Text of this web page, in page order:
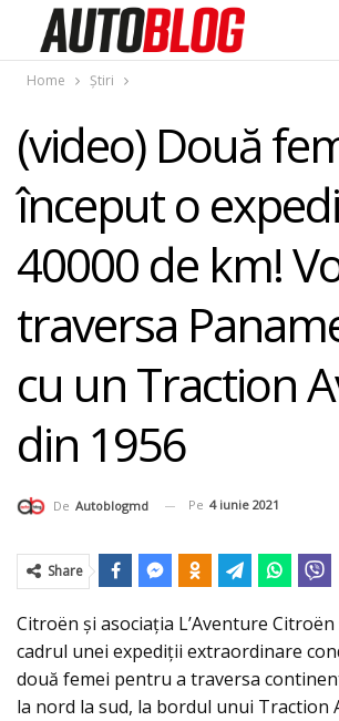
Home Știri
(video) Două
început o
40000 de km!
traversa
cu un Traction
din 1956
De Autoblogmd Pe 4 iunie 2021
Share
Citroën și asociația L’Aventure
cadrul unei expediții extraordinare
două femei pentru a traversa
la nord la sud, la bordul unui Traction